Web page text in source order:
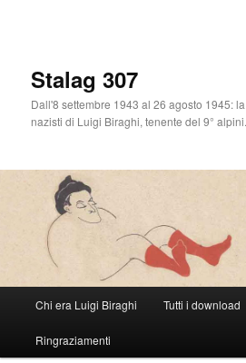
Stalag 307
Dall'8 settembre 1943 al 26 agosto 1945:
nazisti di Luigi Biraghi, tenente del 9° alpini.
principale
Vai
al
Chi era Luigi Biraghi Tutti i download
Ringraziamenti